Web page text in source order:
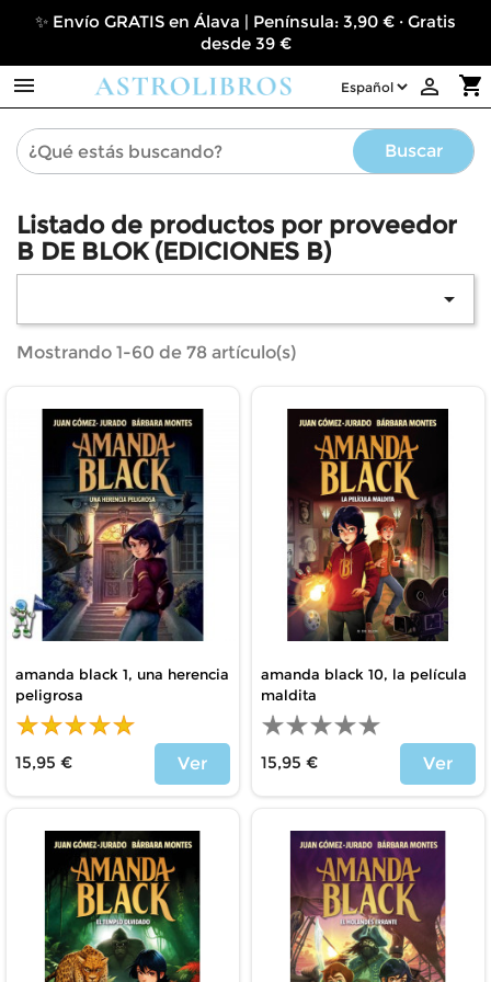
✨ Envío GRATIS en Álava | Península: 3,90 € · Gratis
desde 39 €
 shopping_cart

Buscar
Listado de productos por proveedor
B DE BLOK (EDICIONES B)

Mostrando 1-60 de 78 artículo(s)
amanda black 1, una herencia
peligrosa
15,95 €
Ver
amanda black 10, la película
maldita
15,95 €
Ver